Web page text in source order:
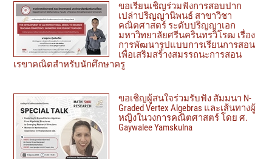
ขอเรียนเชิญร่วมฟังการสอบปาก
เปล่าปริญญานิพนธ์ สาขาวิชา
คณิตศาสตร์ ระดับปริญญาเอก
มหาวิทยาลัยศรีนครินทรวิโรฒ เรื่อง
การพัฒนารูปแบบการเรียนการสอน
เพื่อเสริมสร้างสมรรถนะการสอน
เรขาคณิตสำหรับนักศึกษาครู
ขอเชิญผู้สนใจร่วมรับฟัง สัมมนา N-
Graded Vertex Algebras และเส้นทางผู้
หญิงในวงการคณิตศาสตร์ โดย ศ.
Gaywalee Yamskulna